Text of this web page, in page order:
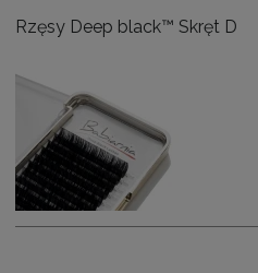
Rzęsy Deep black™ Skręt D